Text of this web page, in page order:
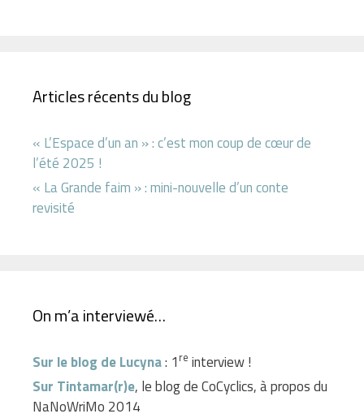
Articles récents du blog
« L’Espace d’un an » : c’est mon coup de cœur de
l’été 2025 !
« La Grande faim » : mini-nouvelle d’un conte
revisité
On m’a interviewé…
Sur le blog de Lucyna: 1 re interview !
Sur Tintamar(r)e, le blog de CoCyclics, à propos du
NaNoWriMo 2014